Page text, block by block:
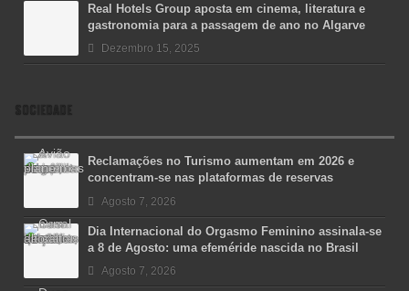
Real Hotels Group aposta em cinema, literatura e
gastronomia para a passagem de ano no Algarve
Dezembro 15, 2025
SOCIEDADE
Reclamações no Turismo aumentam em 2026 e
concentram-se nas plataformas de reservas
Agosto 7, 2026
Dia Internacional do Orgasmo Feminino assinala-se
a 8 de Agosto: uma efeméride nascida no Brasil
Agosto 7, 2026